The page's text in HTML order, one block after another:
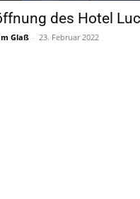
des Hotel
Glaß - 23. Februar 2022